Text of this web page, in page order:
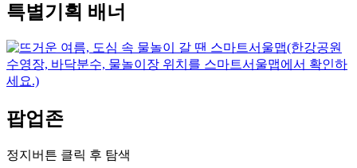
특별기획 배너
팝업존
정지버튼 클릭 후 탐색